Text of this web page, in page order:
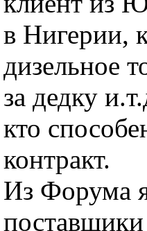
в Нигерии,
дизельное
за дедку
кто
контракт.
Из Форума